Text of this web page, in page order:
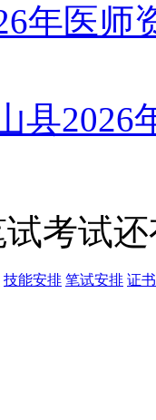
年医师
县2026
考试
技能安排 笔试安排 证